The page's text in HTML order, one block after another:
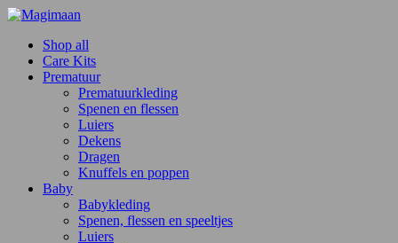
Shop all
Care Kits
Prematuur
Prematuurkleding
Spenen en flessen
Luiers
Dekens
Dragen
Knuffels en poppen
Baby
Babykleding
Spenen, flessen en speeltjes
Luiers